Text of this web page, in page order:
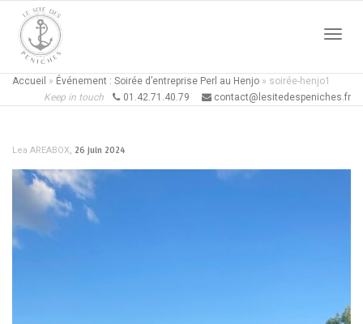
Accueil » Événement : Soirée d’entreprise Perl au Henjo » soirée-henjo1
Keep in touch
01.42.71.40.79 contact@lesitedespeniches.fr
Lea AREABOX, 26 juin 2024